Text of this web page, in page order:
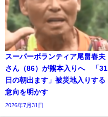
スーパーボランティア尾畠春夫
さん（86）が熊本入りへ 「31
日の朝出ます」被災地入りする
意向を明かす
2026年7月31日